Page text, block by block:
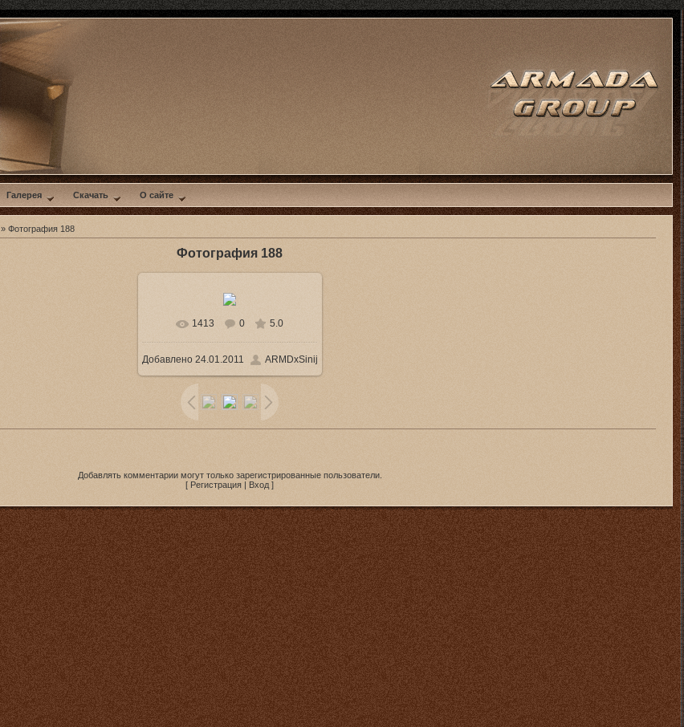
Галерея Скачать О сайте
» Фотография 188
Фотография 188
В реальном размере 1024x576
338.7Kb
1413 0 5.0
Добавлено24.01.2011 ARMDxSinij
Добавлять комментарии могут только зарегистрированные пользователи.
[ Регистрация | Вход ]